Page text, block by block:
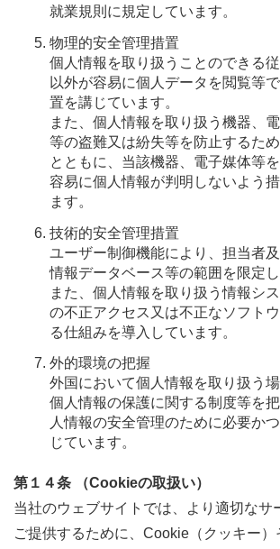
就業規則に規定しています。
物理的安全管理措置
個人情報を取り扱うことのできる
以外が容易に個人データを閲覧等
置を講じています。
また、個人情報を取り扱う機器、
等の盗難又は紛失等を防止するた
とともに、当該機器、電子媒体等を
容易に個人情報が判明しないよう
ます。
技術的安全管理措置
ユーザー制御機能により、担当者
情報データベース等の範囲を限定し
また、個人情報を取り扱う情報シ
の不正アクセス又は不正なソフト
る仕組みを導入しています。
外的環境の把握
外国において個人情報を取り扱う
個人情報の保護に関する制度等を
人情報の安全管理のために必要か
じています。
第１４条 （Cookieの取扱い）
当社のウェブサイトでは、より適切なサ
ご提供するために、Cookie（クッキー）